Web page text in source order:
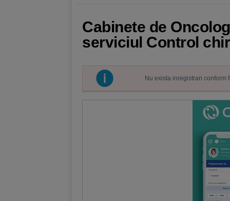
Cabinete de
serviciul Control
Nu exista inregistrari